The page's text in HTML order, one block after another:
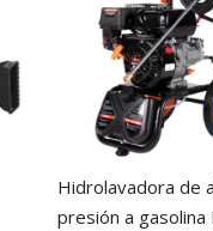
Hidrolavadora de
presión a